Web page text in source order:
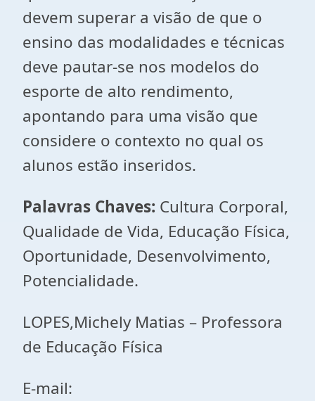
devem superar a visão de que o
ensino das modalidades e técnicas
deve pautar-se nos modelos do
esporte de alto rendimento,
apontando para uma visão que
considere o contexto no qual os
alunos estão inseridos.
Palavras Chaves: Cultura Corporal,
Qualidade de Vida, Educação Física,
Oportunidade, Desenvolvimento,
Potencialidade.
LOPES,Michely Matias – Professora
de Educação Física
E-mail: